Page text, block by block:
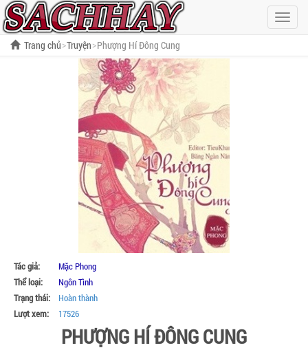
Hiện
menu
Trang chủ Truyện Phượng Hí Đông Cung
Tác giả:
Mặc Phong
Thể loại:
Ngôn Tình
Trạng thái:
Hoàn thành
Lượt xem:
17526
PHƯỢNG HÍ ĐÔNG CUNG